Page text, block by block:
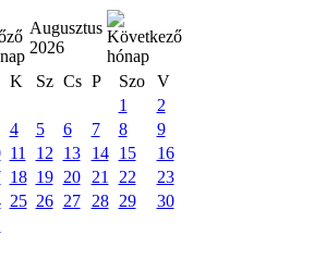
Augusztus
2026
K Sz Cs P Szo
V
1
2
4 5 6 7 8
9
11 12 13 14 15
16
18 19 20 21 22
23
25 26 27 28 29
30